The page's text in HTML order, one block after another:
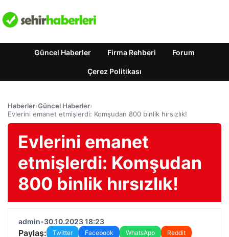
Güncel Haberler Firma Rehberi Forum
Çerez Politikası
Haberler›Güncel Haberler›
Evlerini emanet etmişlerdi: Komşudan 800 binlik hırsızlık!
Evlerini emanet
etmişlerdi: Komşudan
800 binlik hırsızlık!
admin•30.10.2023 18:23
Paylaş: Twitter Facebook WhatsApp
Reddit